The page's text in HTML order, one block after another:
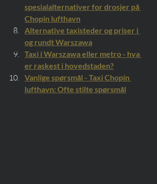
spesialalternativer for drosjer på
Chopin lufthavn
Alternative taxisteder og priser i
og rundt Warszawa
Taxi i Warszawa eller metro - hva
er raskest i hovedstaden?
Vanlige spørsmål - Taxi Chopin
lufthavn: Ofte stilte spørsmål